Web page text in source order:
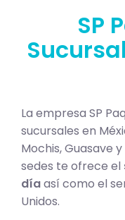
SP
La empresa SP
sucursales en
Mochis, Guasave
sedes te ofrece el
díaasí como el
Unidos.